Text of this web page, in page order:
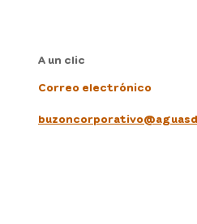
A un clic
Correo electrónico